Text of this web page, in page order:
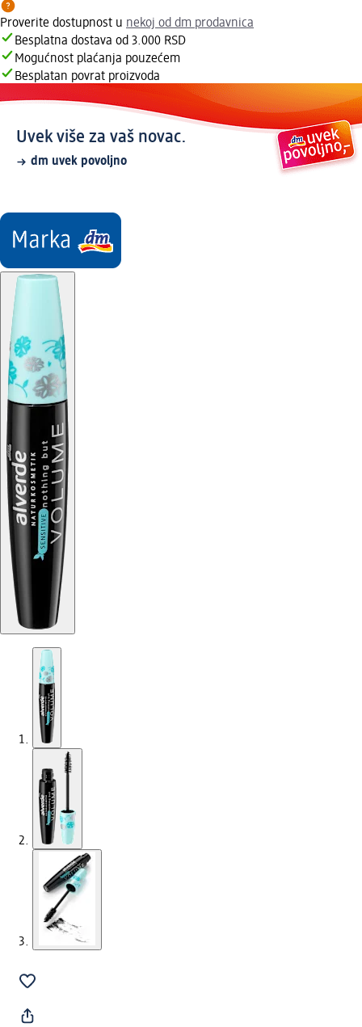
Proverite dostupnost u nekoj od dm prodavnica
Besplatna dostava od 3.000 RSD
Mogućnost plaćanja pouzećem
Besplatan povrat proizvoda
Uvek više za vaš novac.
dm uvek povoljno